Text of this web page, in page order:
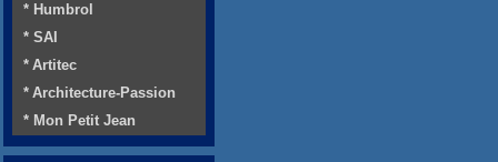
* Humbrol
* SAI
* Artitec
* Architecture-Passion
* Mon Petit Jean